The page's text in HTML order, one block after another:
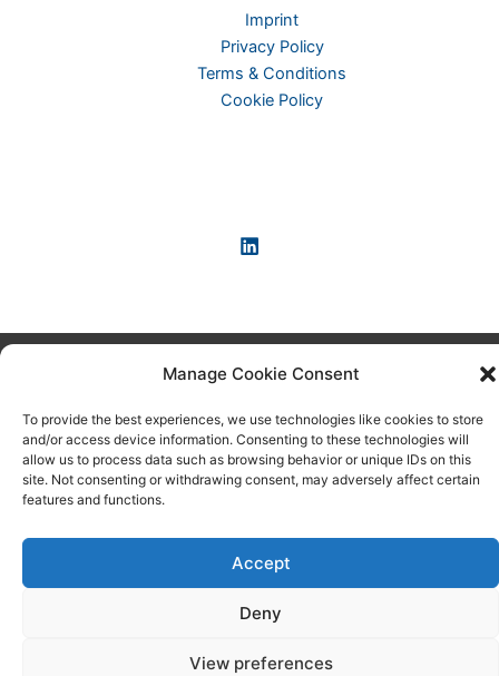
Manage Cookie Consent
To provide the best experiences, we use technologies like cookies to store
and/or access device information. Consenting to these technologies will
allow us to process data such as browsing behavior or unique IDs on this
site. Not consenting or withdrawing consent, may adversely affect certain
features and functions.
Accept
Deny
View preferences
Imprint
Privacy Policy
Terms & Conditions
Cookie Policy
Copyright © 2026 KI-News und KI-Agenten: einfach und